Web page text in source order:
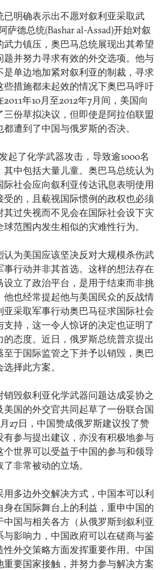
已明确表示出不愿对叙利亚采取武
萨德总统(Bashar al-Assad)开始对叙
武力镇压，奥巴马总统展现出其希望
题并努力寻求有效的外交选项。他与
是单边地加紧对叙利亚的制裁，寻求
些措施都未起效的情况下奥巴马呼吁
年10月至2012年7月间，美国向
份草拟决议，但即使是阿拉伯联盟
遭到了中国与俄罗斯的否决。
起了化学武器攻击，导致逾1000名
其中包括大量儿童。奥巴马总统认为
际社会应向叙利亚传达讯息表明使用
受的，且藐视国际惯例的政权也必须
其过失视而不见会在国际社会设下灾
范围内发生相似的灾难性行为。
认为美国应该坚决反对大规模杀伤武
事行动并非其首选。这样的想法存在
设立了政治平台，是用于结束而非挑
他也经常提起他与美国民众的反战情
亚采取军事行动奥巴马征求国际社会
持，这一令人惊讶的决定也证明了
态度。近日，俄罗斯总统普京提出
至于国际监管之下并予以销毁，奥巴
择此方案。
毁叙利亚化学武器问题达成妥协之
美国的外交官共同起草了一份联合国
27日，中国赞成俄罗斯建议投了赞
有参与提出建议，亦没有积极地参与
个世界可以受益于中国的参与和领导
非常被动的立场。
用多边外交解决方式，中国本可以利
身在国际舞台上的利益，重申中国的
中国与相关各方（从俄罗斯到叙利亚
与影响力，中国政府可以在磋商与鉴
性外交策略方面发挥重要作用。中国
重要国家接触，并努力参与解决方案